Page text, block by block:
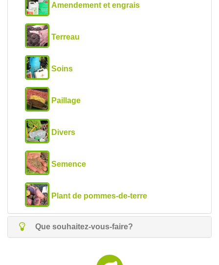
Amendement et engrais
Terreau
Soins
Paillage
Divers
Semence
Plant de pommes-de-terre
Que souhaitez-vous-faire?